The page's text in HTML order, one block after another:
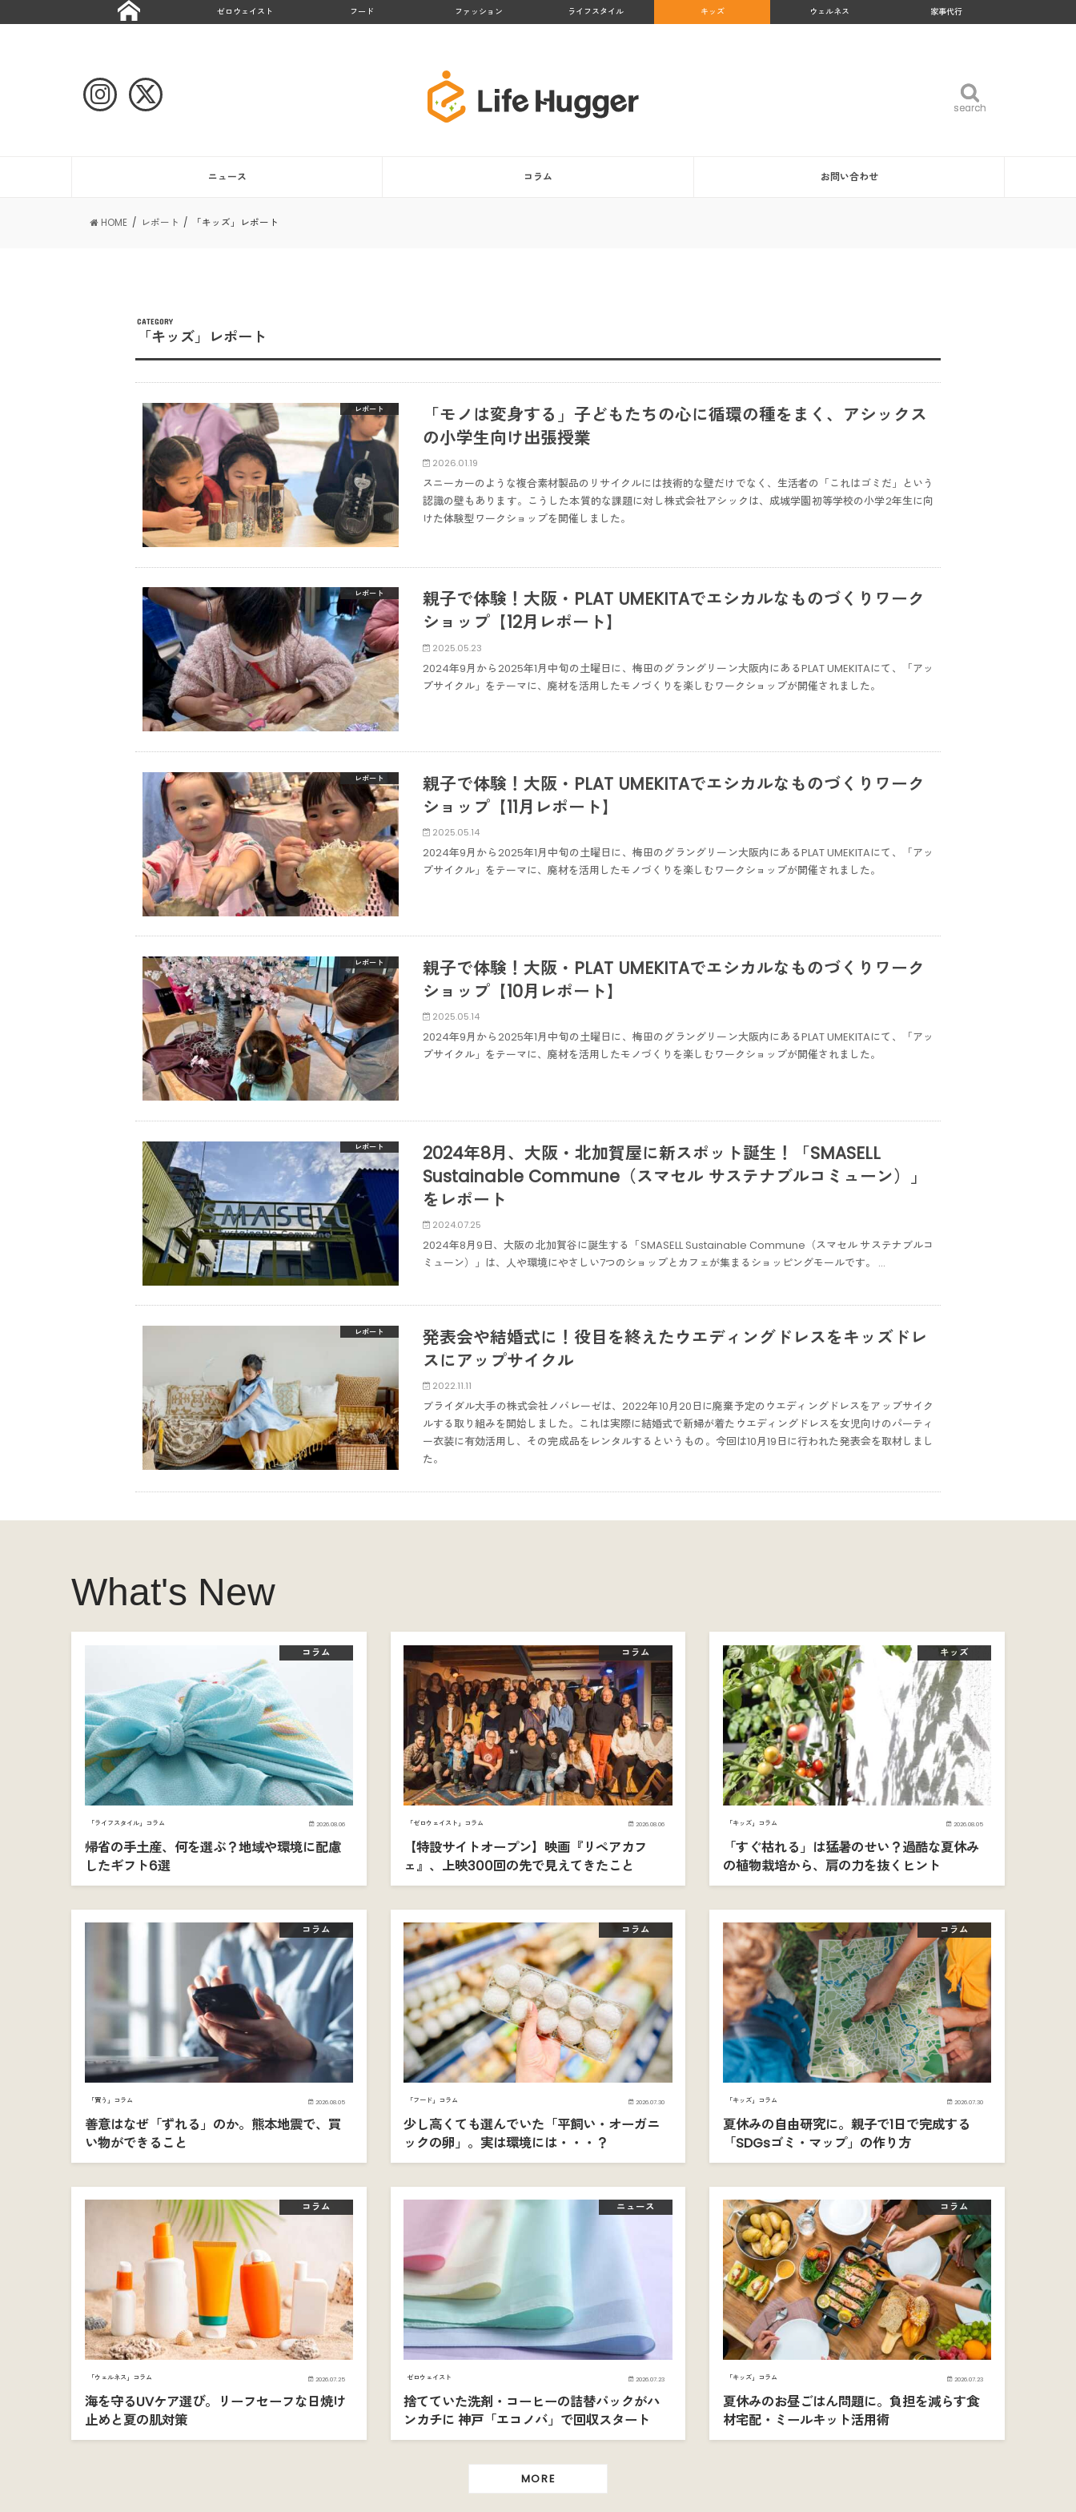
ゼロウェイスト フード ファッション ライフスタイル キッズ ウェルネス 家事代行
search
search
ニュース コラム お問い合わせ
HOME レポート 「キッズ」レポート
CATEGORY
「キッズ」レポート
レポート
「モノは変身する」子どもたちの心に循環の種をまく、アシックス
の小学生向け出張授業
2026.01.19
スニーカーのような複合素材製品のリサイクルには技術的な壁だけでなく、生活者の「これはゴミだ」という
認識の壁もあります。こうした本質的な課題に対し株式会社アシックは、成城学園初等学校の小学2年生に向
けた体験型ワークショップを開催しました。
レポート
親子で体験！大阪・PLAT UMEKITAでエシカルなものづくりワーク
ショップ【12月レポート】
2025.05.23
2024年9月から2025年1月中旬の土曜日に、梅田のグラングリーン大阪内にあるPLAT UMEKITAにて、「アッ
プサイクル」をテーマに、廃材を活用したモノづくりを楽しむワークショップが開催されました。
レポート
親子で体験！大阪・PLAT UMEKITAでエシカルなものづくりワーク
ショップ【11月レポート】
2025.05.14
2024年9月から2025年1月中旬の土曜日に、梅田のグラングリーン大阪内にあるPLAT UMEKITAにて、「アッ
プサイクル」をテーマに、廃材を活用したモノづくりを楽しむワークショップが開催されました。
レポート
親子で体験！大阪・PLAT UMEKITAでエシカルなものづくりワーク
ショップ【10月レポート】
2025.05.14
2024年9月から2025年1月中旬の土曜日に、梅田のグラングリーン大阪内にあるPLAT UMEKITAにて、「アッ
プサイクル」をテーマに、廃材を活用したモノづくりを楽しむワークショップが開催されました。
レポート
2024年8月、大阪・北加賀屋に新スポット誕生！「SMASELL
Sustainable Commune（スマセル サステナブルコミューン）」
をレポート
2024.07.25
​​2024年8月9日、大阪の北加賀谷に誕生する「SMASELL Sustainable Commune（スマセル サステナブルコ
ミューン）」は、人や環境にやさしい7つのショップとカフェが集まるショッピングモールです。 …
レポート
発表会や結婚式に！役目を終えたウエディングドレスをキッズドレ
スにアップサイクル
2022.11.11
ブライダル大手の株式会社ノバレーゼは、2022年10月20日に廃棄予定のウエディングドレスをアップサイク
ルする取り組みを開始しました。これは実際に結婚式で新婦が着たウエディングドレスを女児向けのパーティ
ー衣装に有効活用し、その完成品をレンタルするというもの。今回は10月19日に行われた発表会を取材しまし
た。
What's New
コラム
「ライフスタイル」コラム 2026.08.06
帰省の手土産、何を選ぶ？地域や環境に配慮
したギフト6選
コラム
「ゼロウェイスト」コラム 2026.08.06
【特設サイトオープン】映画『リペアカフ
ェ』、上映300回の先で見えてきたこと
キッズ
「キッズ」コラム 2026.08.05
「すぐ枯れる」は猛暑のせい？過酷な夏休み
の植物栽培から、肩の力を抜くヒント
コラム
「買う」コラム 2026.08.05
善意はなぜ「ずれる」のか。熊本地震で、買
い物ができること
コラム
「フード」コラム 2026.07.30
少し高くても選んでいた「平飼い・オーガニ
ックの卵」。実は環境には・・・？
コラム
「キッズ」コラム 2026.07.30
夏休みの自由研究に。親子で1日で完成する
「SDGsゴミ・マップ」の作り方
コラム
「ウェルネス」コラム 2026.07.25
海を守るUVケア選び。リーフセーフな日焼け
止めと夏の肌対策
ニュース
ゼロウェイスト 2026.07.23
捨てていた洗剤・コーヒーの詰替パックがハ
ンカチに 神戸「エコノバ」で回収スタート
コラム
「キッズ」コラム 2026.07.23
夏休みのお昼ごはん問題に。負担を減らす食
材宅配・ミールキット活用術
MORE